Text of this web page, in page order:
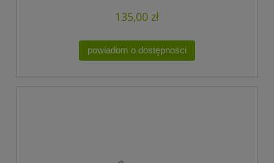
135,00 zł
powiadom o dostępności